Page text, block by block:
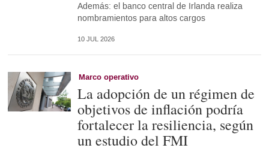
Además: el banco central de Irlanda realiza
nombramientos para altos cargos
10 JUL 2026
Marco operativo
La adopción de un régimen de
objetivos de inflación podría
fortalecer la resiliencia, según
un estudio del FMI